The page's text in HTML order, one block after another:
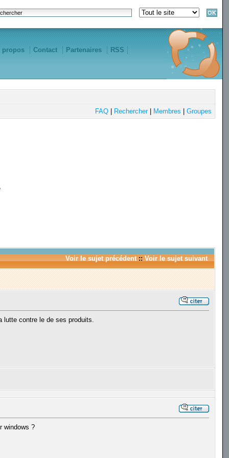
propos Contact Partenaires RSS
FAQ| Rechercher| Membres Groupes
Voir le sujet précédent:: Voir le sujet suivant
lutte contre le de ses produits.
windows ?